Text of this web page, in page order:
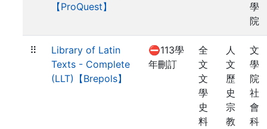
【ProQuest】
學
院
⠿
Library of Latin
Texts - Complete
(LLT)【Brepols】
⛔113學
年刪訂
全
文
文
學
史
料
人
文
歷
史
宗
教
文
學
院
社
會
科